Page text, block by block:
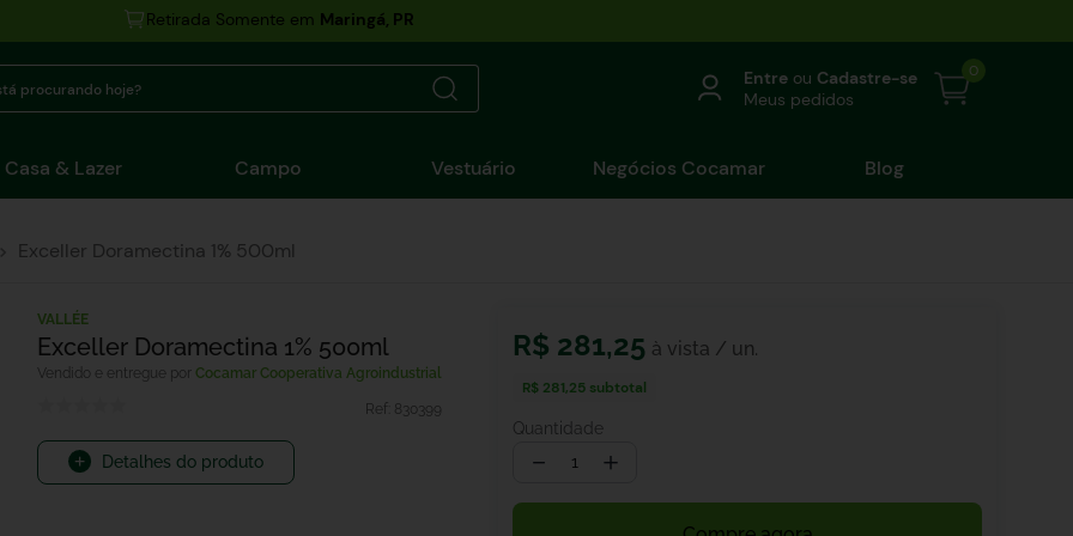
Retirada Somente em Maringá, PR
procurando hoje? Entre ou Cadastre-se
Meus pedidos
0
Casa & Lazer Campo Vestuário Negócios Cocamar Blog
Exceller Doramectina 1% 500ml
VALLÉE
Exceller Doramectina 1% 500ml
Cocamar Cooperativa Agroindustrial
Ref: 830399
Detalhes do produto
R$ 281,25
R$ 281,25 subtotal
Quantidade
＋
－